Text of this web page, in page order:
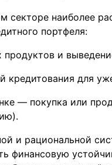
секторе наиболее
портфеля:
продуктов и
кредитования для
— покупка или
и рациональной
финансовую